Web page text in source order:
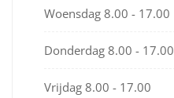
Woensdag 8.00 - 17.00
Donderdag 8.00 - 17.00
Vrijdag 8.00 - 17.00